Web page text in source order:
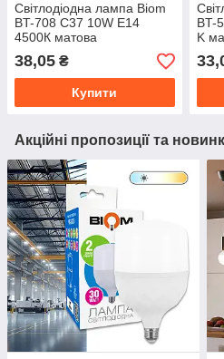
Світлодіодна лампа Biom
BT-708 C37 10W E14
4500К матова
38,05 ₴
Купити
BT-
K
Акційні пропозиції та